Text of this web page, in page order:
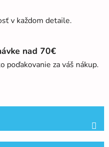
v každom detaile.
nad 70€
poďakovanie za váš nákup.